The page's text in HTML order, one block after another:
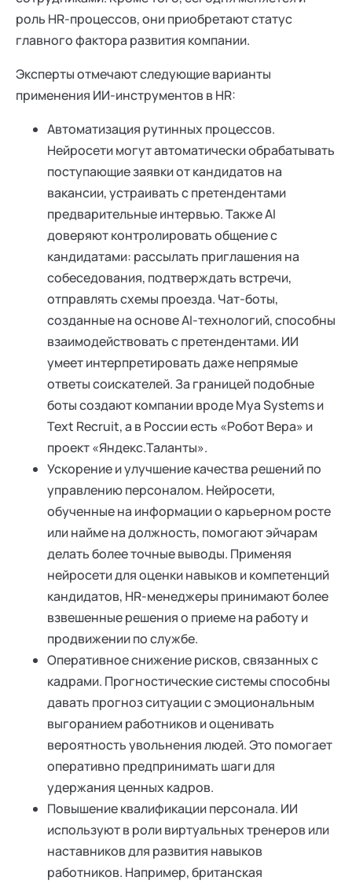
роль HR-процессов, они приобретают статус
главного фактора развития компании.
Эксперты отмечают следующие варианты
применения ИИ-инструментов в HR:
Автоматизация рутинных процессов.
Нейросети могут автоматически обрабатывать
поступающие заявки от кандидатов на
вакансии, устраивать с претендентами
предварительные интервью. Также AI
доверяют контролировать общение с
кандидатами: рассылать приглашения на
собеседования, подтверждать встречи,
отправлять схемы проезда. Чат-боты,
созданные на основе AI-технологий, способны
взаимодействовать с претендентами. ИИ
умеет интерпретировать даже непрямые
ответы соискателей. За границей подобные
боты создают компании вроде Mya Systems и
Text Recruit, а в России есть «Робот Вера» и
проект «Яндекс.Таланты».
Ускорение и улучшение качества решений по
управлению персоналом. Нейросети,
обученные на информации о карьерном росте
или найме на должность, помогают эйчарам
делать более точные выводы. Применяя
нейросети для оценки навыков и компетенций
кандидатов, HR-менеджеры принимают более
взвешенные решения о приеме на работу и
продвижении по службе.
Оперативное снижение рисков, связанных с
кадрами. Прогностические системы способны
давать прогноз ситуации с эмоциональным
выгоранием работников и оценивать
вероятность увольнения людей. Это помогает
оперативно предпринимать шаги для
удержания ценных кадров.
Повышение квалификации персонала. ИИ
используют в роли виртуальных тренеров или
наставников для развития навыков
работников. Например, британская